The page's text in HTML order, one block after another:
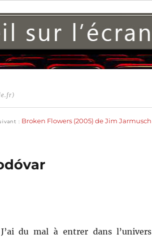
Broken Flowers (2005) de Jim Jarmusch
du mal à entrer dans l’univers